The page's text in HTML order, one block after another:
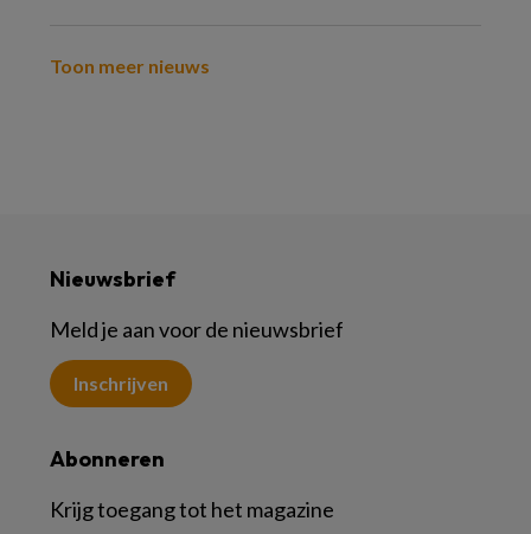
Toon meer nieuws
Nieuwsbrief
Meld je aan voor de nieuwsbrief
Inschrijven
Abonneren
Krijg toegang tot het magazine